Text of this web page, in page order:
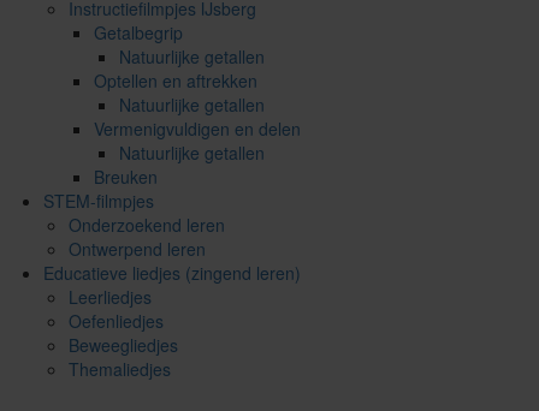
Instructiefilmpjes IJsberg
Getalbegrip
Natuurlijke getallen
Optellen en aftrekken
Natuurlijke getallen
Vermenigvuldigen en delen
Natuurlijke getallen
Breuken
STEM-filmpjes
Onderzoekend leren
Ontwerpend leren
Educatieve liedjes (zingend leren)
Leerliedjes
Oefenliedjes
Beweegliedjes
Themaliedjes